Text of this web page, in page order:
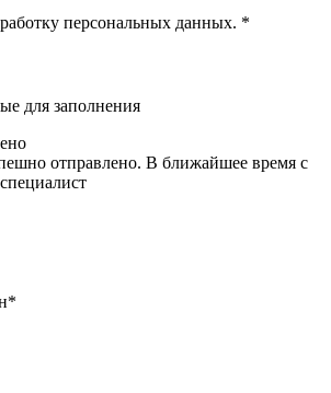
персональных данных. *
для заполнения
отправлено. В ближайшее время с
*